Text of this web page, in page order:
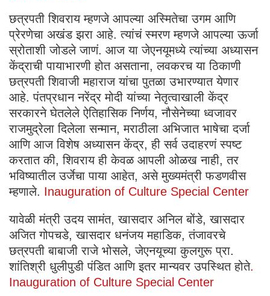
छत्रपती शिवराय म्हणजे आपल्या अस्मितेचा उगम आणि
प्रेरणेचा अखंड झरा आहे. त्यांचं स्मरण म्हणजे आपल्या ऊर्जा
स्रोताशी जोडले जाणं. आज या जेएनयूमध्ये त्यांच्या अध्यासन
केंद्राची पायाभारणी होत असताना, लवकरच या ठिकाणी
छत्रपती शिवाजी महाराज यांचा पुतळा उभारण्यात येणार
आहे. पंतप्रधान नरेंद्र मोदी यांच्या नेतृत्वाखाली केंद्र
सरकारने घेतलेले ऐतिहासिक निर्णय, नौसेनेच्या ध्वजावर
राजमुद्रेला दिलेला सन्मान, मराठीला अभिजात भाषेचा दर्जा
आणि आज विशेष अध्यासन केंद्र, ही सर्व उदाहरणं स्पष्ट
करतात की, शिवराय ही केवळ आपली ओळख नाही, तर
भविष्यातील उर्जेचा पाया आहेत, असे मुख्यमंत्री फडणवीस
म्हणाले. Inauguration of Culture Special Center
यावेळी मंत्री उदय सामंत, खासदार अनिल बोंडे, खासदार
अजित गोपचडे, खासदार धनंजय महाडिक, तंजावरचे
छत्रपती बाबाजी राजे भोसले, जेएनयूच्या कुलगुरू प्रा.
शांतिश्री धुलीपुडी पंडित आणि इतर मान्यवर उपस्थित होते.
Inauguration of Culture Special Center